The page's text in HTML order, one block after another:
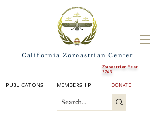
California Zoroastrian Center
Zoroastrian Year
3763
PUBLICATIONS MEMBERSHIP DONATE